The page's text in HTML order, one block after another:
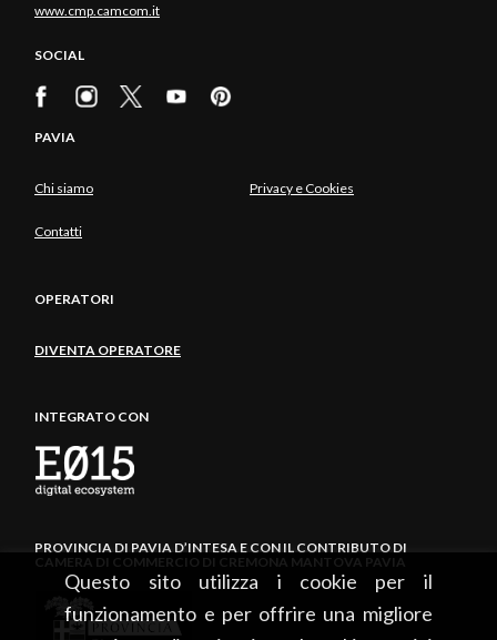
Questo sito utilizza i cookie per il
funzionamento e per offrire una migliore
www.cmp.camcom.it
SOCIAL
PAVIA
Chi siamo Privacy e Cookies
Contatti
OPERATORI
DIVENTA OPERATORE
INTEGRATO CON
PROVINCIA DI PAVIA D’INTESA E CON IL CONTRIBUTO DI
CAMERA DI COMMERCIO DI CREMONA MANTOVA PAVIA